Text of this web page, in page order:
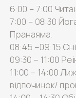
6:00 – 7:00
7:00 – 08:30
Пранаяма.
08:45 –09:15
09:30 – 11:00
11:00 – 14:00
відпочинок/